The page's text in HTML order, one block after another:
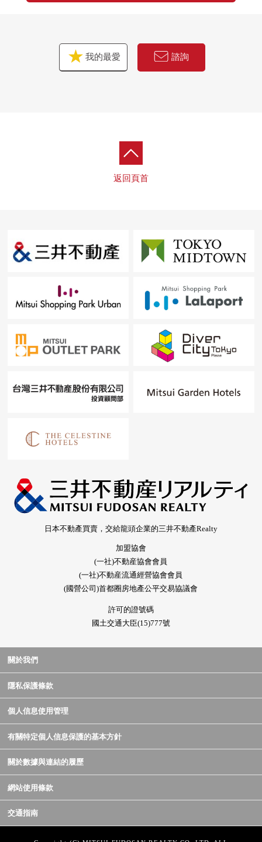
我的最愛 諮詢
返回頁首
日本不動產買賣，交給龍頭企業的三井不動產Realty
加盟協會
(一社)不動産協會會員
(一社)不動産流通經營協會會員
(國營公司)首都圈房地產公平交易協議會
許可的證號碼
國土交通大臣(15)777號
關於我們
隱私保護條款
個人信息使用管理
有關特定個人信息保護的基本方針
關於數據與連結的履歷
網站使用條款
交通指南